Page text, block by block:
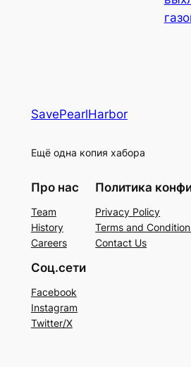
SavePearlHarbor
Ещё одна копия хабора
Про нас
Team
History
Careers
Политика
Privacy Policy
Terms and
Contact Us
Соц.сети
Facebook
Instagram
Twitter/X